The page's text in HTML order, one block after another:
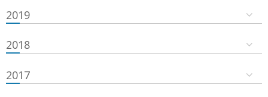
2019
2018
2017